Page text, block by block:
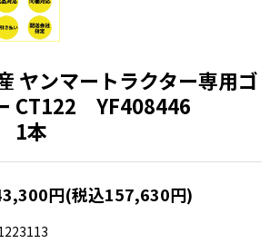
ヤンマートラクター専用ゴ
CT122 YF408446
1本
円(税込157,630円)